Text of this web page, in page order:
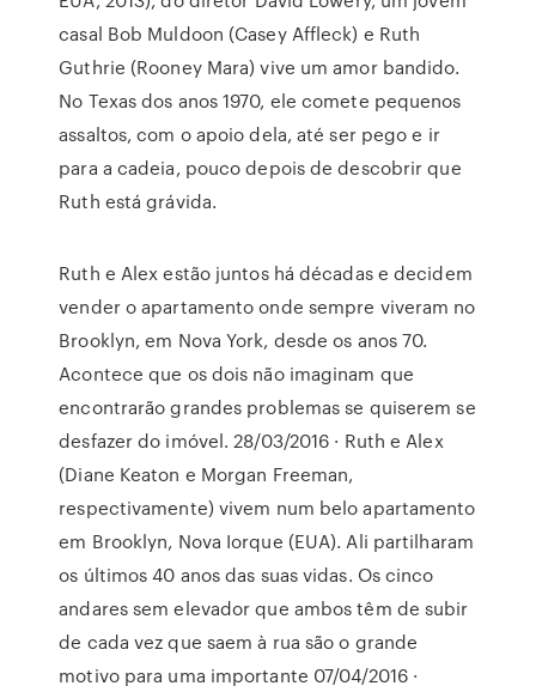
casal Bob Muldoon (Casey Affleck) e Ruth
Guthrie (Rooney Mara) vive um amor bandido.
No Texas dos anos 1970, ele comete pequenos
assaltos, com o apoio dela, até ser pego e ir
para a cadeia, pouco depois de descobrir que
Ruth está grávida.
Ruth e Alex estão juntos há décadas e decidem
vender o apartamento onde sempre viveram no
Brooklyn, em Nova York, desde os anos 70.
Acontece que os dois não imaginam que
encontrarão grandes problemas se quiserem se
desfazer do imóvel. 28/03/2016 · Ruth e Alex
(Diane Keaton e Morgan Freeman,
respectivamente) vivem num belo apartamento
em Brooklyn, Nova Iorque (EUA). Ali partilharam
os últimos 40 anos das suas vidas. Os cinco
andares sem elevador que ambos têm de subir
de cada vez que saem à rua são o grande
motivo para uma importante 07/04/2016 ·